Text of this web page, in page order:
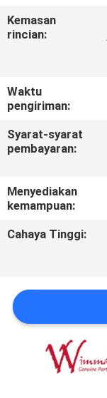
KONTROL
KUALITAS
BERITA
MINTA
KUTIPAN
PETA
SITUS
PRIBADI
Kemasan
rincian:
Waktu
pengiriman:
Syarat-syarat
pembayaran:
Menyediakan
kemampuan:
Cahaya Tinggi: